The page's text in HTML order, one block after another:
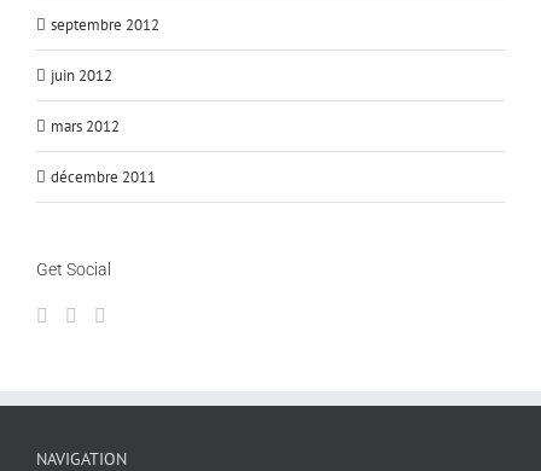
septembre 2012
juin 2012
mars 2012
décembre 2011
Get Social
NAVIGATION